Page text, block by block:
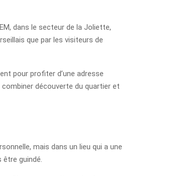
dans le secteur de la Joliette,
que par les visiteurs de
pour profiter d’une adresse
combiner découverte du quartier et
mais dans un lieu qui a une
guindé.